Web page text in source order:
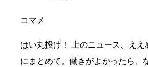
コマメ
はい丸投げ！ 上のニュース、ええ
にまとめて。働きがよかったら、